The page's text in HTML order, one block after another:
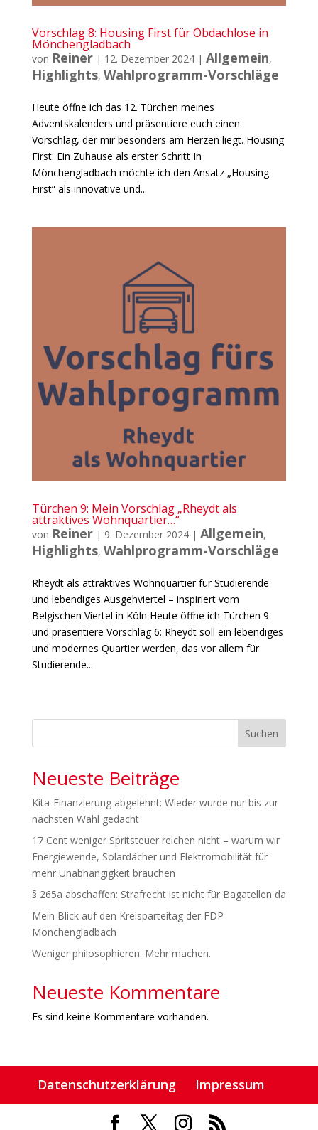
Vorschlag 8: Housing First für Obdachlose in
Mönchengladbach
von Reiner| 12. Dezember 2024| Allgemein,
Highlights, Wahlprogramm-Vorschläge
Heute öffne ich das 12. Türchen meines
Adventskalenders und präsentiere euch einen
Vorschlag, der mir besonders am Herzen liegt. Housing
First: Ein Zuhause als erster Schritt In
Mönchengladbach möchte ich den Ansatz „Housing
First“ als innovative und...
Türchen 9: Mein Vorschlag „Rheydt als
attraktives Wohnquartier…“
von Reiner| 9. Dezember 2024| Allgemein,
Highlights, Wahlprogramm-Vorschläge
Rheydt als attraktives Wohnquartier für Studierende
und lebendiges Ausgehviertel – inspiriert vom
Belgischen Viertel in Köln Heute öffne ich Türchen 9
und präsentiere Vorschlag 6: Rheydt soll ein lebendiges
und modernes Quartier werden, das vor allem für
Studierende...
Suchen
Neueste Beiträge
Kita-Finanzierung abgelehnt: Wieder wurde nur bis zur
nächsten Wahl gedacht
17 Cent weniger Spritsteuer reichen nicht – warum wir
Energiewende, Solardächer und Elektromobilität für
mehr Unabhängigkeit brauchen
§ 265a abschaffen: Strafrecht ist nicht für Bagatellen da
Mein Blick auf den Kreisparteitag der FDP
Mönchengladbach
Weniger philosophieren. Mehr machen.
Neueste Kommentare
Es sind keine Kommentare vorhanden.
Datenschutzerklärung Impressum